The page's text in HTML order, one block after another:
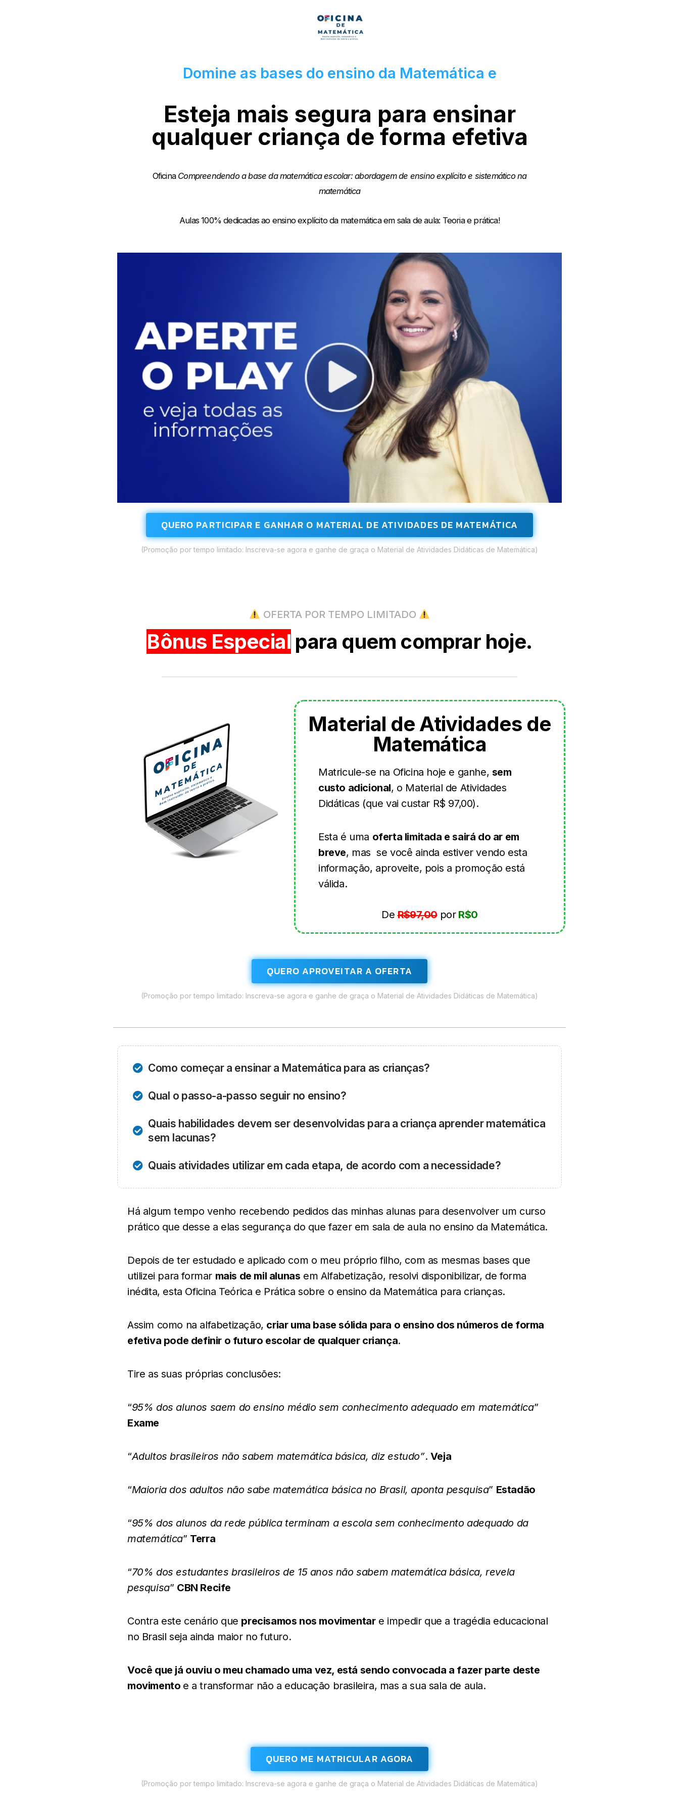
Domine as bases do ensino da Matemática e
Esteja mais segura para ensinar
qualquer criança de forma efetiva
Oficina Compreendendo a base da matemática escolar:abordagem de ensino explícito e sistemático na
matemática
Aulas 100% dedicadas ao ensino explícito da matemática em sala de aula: Teoria e prática!
QUERO PARTICIPAR E GANHAR O MATERIAL DE ATIVIDADES DE MATEMÁTICA
(Promoção por tempo limitado: Inscreva-se agora e ganhe de graça o Material de Atividades Didáticas de Matemática)
OFERTA POR TEMPO LIMITADO
Bônus Especial para quem comprar hoje.
Material de Atividades de
Matemática
Matricule-se na Oficina hoje e ganhe, sem
custo adicional, o Material de Atividades
Didáticas (que vai custar R$ 97,00).
Esta é uma oferta limitada e sairá do ar em
breve, mas se você ainda estiver vendo esta
informação, aproveite, pois a promoção está
válida.
DeR$97,00por R$0
QUERO APROVEITAR A OFERTA
(Promoção por tempo limitado: Inscreva-se agora e ganhe de graça o Material de Atividades Didáticas de Matemática)
Como começar a ensinar a Matemática para as crianças?
Qual o passo-a-passo seguir no ensino?
Quais habilidades devem ser desenvolvidas para a criança aprender matemática
sem lacunas?
Quais atividades utilizar em cada etapa, de acordo com a necessidade?
Há algum tempo venho recebendo pedidos das minhas alunas para desenvolver um curso
prático que desse a elas segurança do que fazer em sala de aula no ensino da Matemática.
Depois de ter estudado e aplicado com o meu próprio filho, com as mesmas bases que
utilizei para formar mais de mil alunas em Alfabetização, resolvi disponibilizar, de forma
inédita, esta Oficina Teórica e Prática sobre o ensino da Matemática para crianças.
Assim como na alfabetização, criar uma base sólida para o ensino dos números de forma
efetiva pode definir o futuro escolar de qualquer criança.
Tire as suas próprias conclusões:
“95% dos alunos saem do ensino médio sem conhecimento adequado em matemática”
Exame
“Adultos brasileiros não sabem matemática básica, diz estudo”. Veja
“Maioria dos adultos não sabe matemática básica no Brasil, aponta pesquisa” Estadão
“95% dos alunos da rede pública terminam a escola sem conhecimento adequado da
matemática” Terra
“70% dos estudantes brasileiros de 15 anos não sabem matemática básica, revela
pesquisa” CBN Recife
Contra este cenário que precisamos nos movimentare impedir que a tragédia educacional
no Brasil seja ainda maior no futuro.
Você que já ouviu o meu chamado uma vez, está sendo convocada a fazer parte deste
movimento e a transformar não a educação brasileira, mas a sua sala de aula.
QUERO ME MATRICULAR AGORA
(Promoção por tempo limitado: Inscreva-se agora e ganhe de graça o Material de Atividades Didáticas de Matemática)